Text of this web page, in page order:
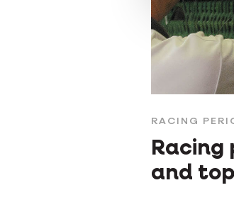
RACING
Racing
and